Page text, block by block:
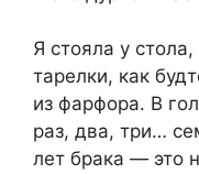
Я стояла у
тарелки, как
из фарфора. В
раз, два, три…
лет брака — это